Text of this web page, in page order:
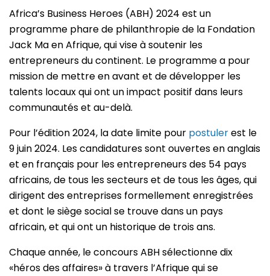
Africa’s Business Heroes (ABH) 2024 est un
programme phare de philanthropie de la Fondation
Jack Ma en Afrique, qui vise à soutenir les
entrepreneurs du continent. Le programme a pour
mission de mettre en avant et de développer les
talents locaux qui ont un impact positif dans leurs
communautés et au-delà.
Pour l’édition 2024, la date limite pour postulerest le
9 juin 2024. Les candidatures sont ouvertes en anglais
et en français pour les entrepreneurs des 54 pays
africains, de tous les secteurs et de tous les âges, qui
dirigent des entreprises formellement enregistrées
et dont le siège social se trouve dans un pays
africain, et qui ont un historique de trois ans.
Chaque année, le concours ABH sélectionne dix
«héros des affaires» à travers l’Afrique qui se